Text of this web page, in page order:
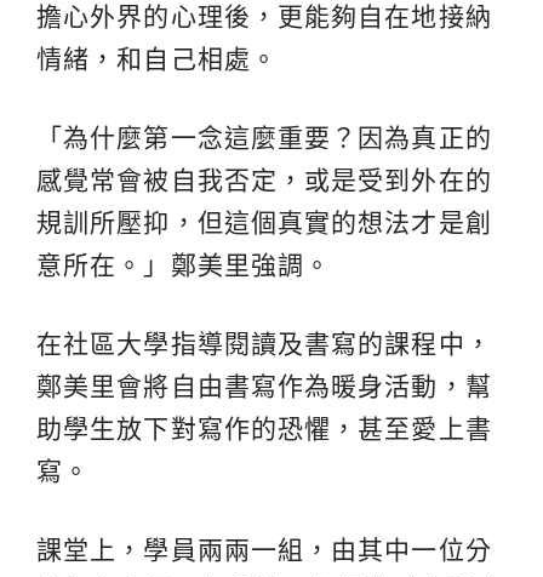
擔心外界的心理後，更能夠自在地接納
情緒，和自己相處。
「為什麼第一念這麼重要？因為真正的
感覺常會被自我否定，或是受到外在的
規訓所壓抑，但這個真實的想法才是創
意所在。」鄭美里強調。
在社區大學指導閱讀及書寫的課程中，
鄭美里會將自由書寫作為暖身活動，幫
助學生放下對寫作的恐懼，甚至愛上書
寫。
課堂上，學員兩兩一組，由其中一位分